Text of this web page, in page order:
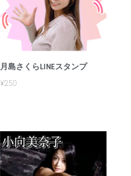
月島さくらLINEスタンプ
¥250